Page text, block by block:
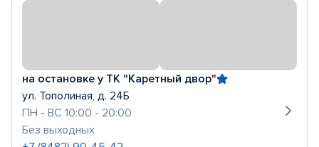
на остановке у ТК "Каретный двор"
ул. Тополиная, д. 24Б
ПН - ВС 10:00 - 20:00
Без выходных